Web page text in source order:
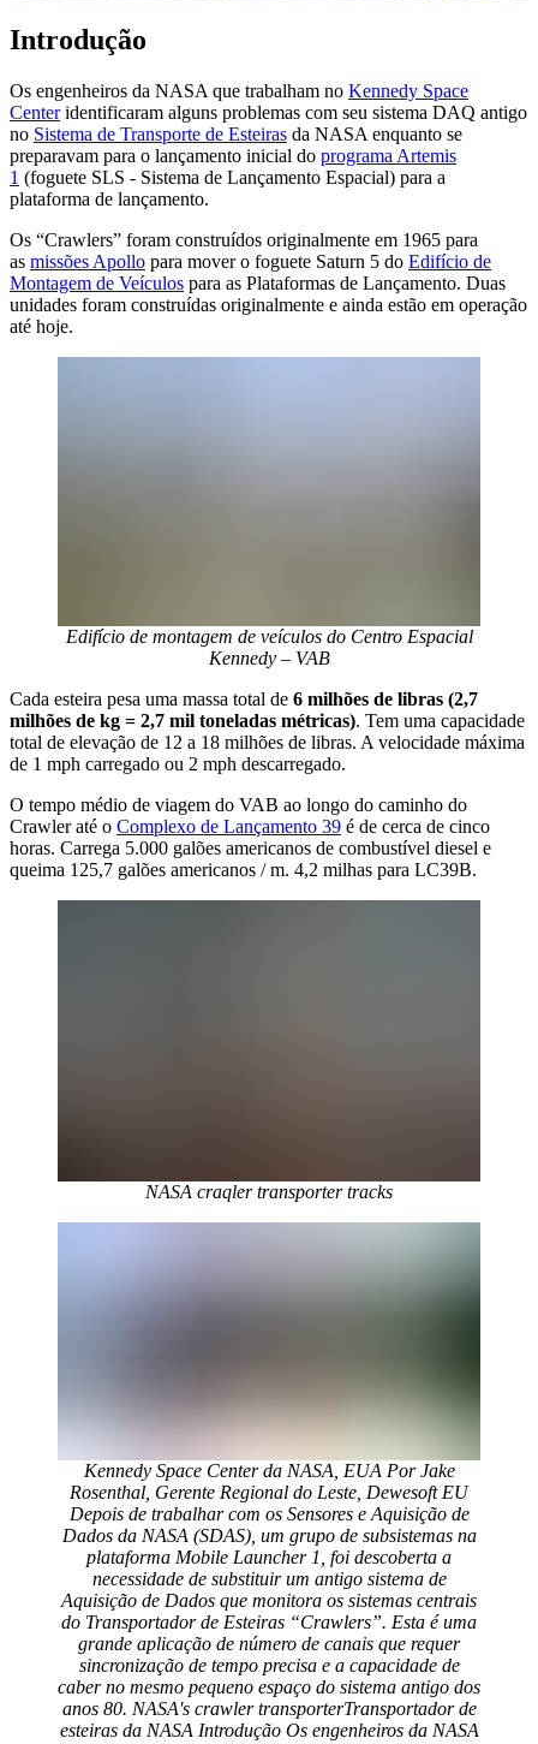
Introdução
Os engenheiros da NASA que trabalham no Kennedy Space
Centeridentificaram alguns problemas com seu sistema DAQ antigo
no Sistema de Transporte de Esteiras da NASA enquanto se
preparavam para o lançamento inicial do programa Artemis
1 (foguete SLS - Sistema de Lançamento Espacial) para a
plataforma de lançamento.
Os “Crawlers” foram construídos originalmente em 1965 para
as missões Apollo para mover o foguete Saturn 5 do Edifício de
Montagem de Veículos para as Plataformas de Lançamento. Duas
unidades foram construídas originalmente e ainda estão em operação
até hoje.
Edifício de montagem de veículos do Centro Espacial
Kennedy – VAB
Cada esteira pesa uma massa total de 6 milhões de libras (2,7
milhões de kg = 2,7 mil toneladas métricas). Tem uma capacidade
total de elevação de 12 a 18 milhões de libras. A velocidade máxima
de 1 mph carregado ou 2 mph descarregado.
O tempo médio de viagem do VAB ao longo do caminho do
Crawler até o Complexo de Lançamento 39 é de cerca de cinco
horas. Carrega 5.000 galões americanos de combustível diesel e
queima 125,7 galões americanos / m. 4,2 milhas para LC39B.
NASA craqler transporter tracks
Kennedy Space Center da NASA, EUA Por Jake
Rosenthal, Gerente Regional do Leste, Dewesoft EU
Depois de trabalhar com os Sensores e Aquisição de
Dados da NASA (SDAS), um grupo de subsistemas na
plataforma Mobile Launcher 1, foi descoberta a
necessidade de substituir um antigo sistema de
Aquisição de Dados que monitora os sistemas centrais
do Transportador de Esteiras “Crawlers”. Esta é uma
grande aplicação de número de canais que requer
sincronização de tempo precisa e a capacidade de
caber no mesmo pequeno espaço do sistema antigo dos
anos 80. NASA's crawler transporterTransportador de
esteiras da NASA Introdução Os engenheiros da NASA